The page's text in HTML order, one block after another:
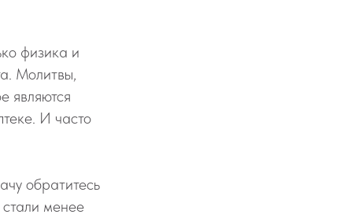
физика и
Молитвы,
являются
И часто
обратитесь
менее